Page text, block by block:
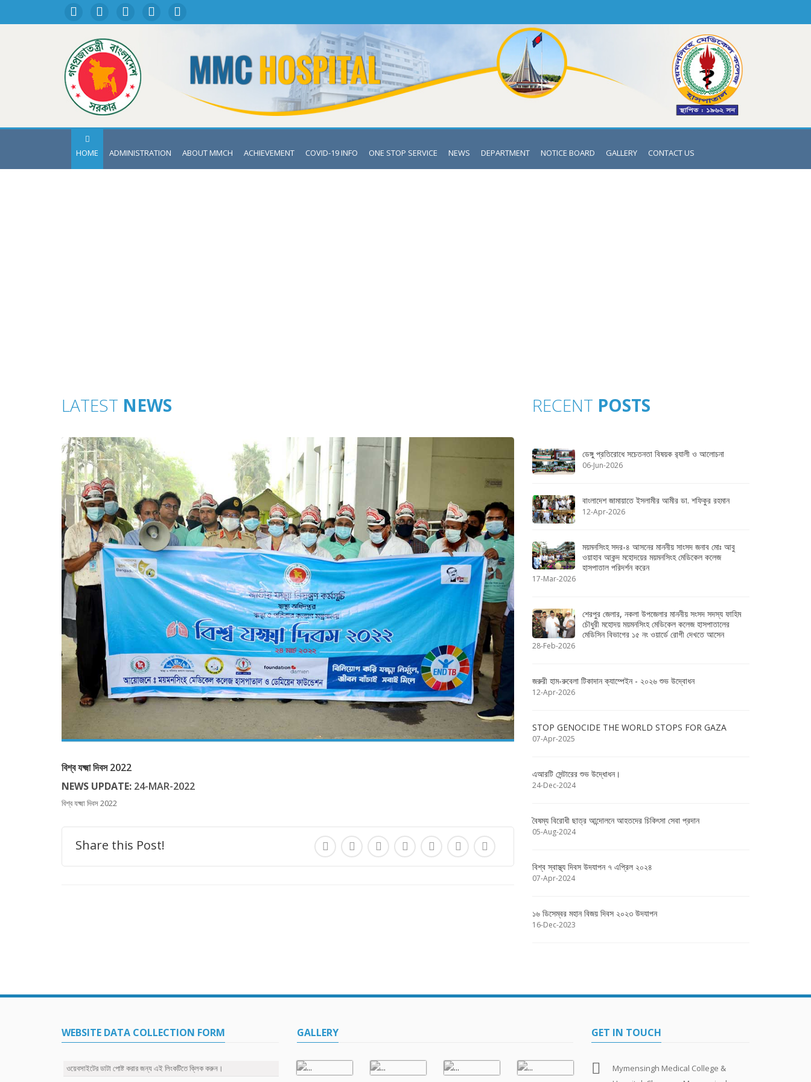
HOME ADMINISTRATION ABOUT MMCH ACHIEVEMENT COVID-19 INFO ONE STOP SERVICE NEWS DEPARTMENT NOTICE BOARD GALLERY CONTACT US
LATEST NEWS
বিশ্ব যক্ষ্মা দিবস 2022
NEWS UPDATE: 24-MAR-2022
বিশ্ব যক্ষ্মা দিবস 2022
Share this Post!
RECENT POSTS
ডেঙ্গু প্রতিরোধে সচেতনতা বিষয়ক র‌্যালী ও আলোচনা
06-Jun-2026
বাংলাদেশ জামায়াতে ইসলামীর আমীর ডা. শফিকুর রহমান
12-Apr-2026
ময়মনসিংহ সদর-৪ আসনের মাননীয় সাংসদ জনাব মোঃ আবু
ওয়াহাব আকন্দ মহোদয়ের ময়মনসিংহ মেডিকেল কলেজ
হাসপাতাল পরিদর্শন করেন
17-Mar-2026
শেরপুর জেলার, নকলা উপজেলার মাননীয় সংসদ সদস্য ফাহিম
চৌধুরী মহোদয় ময়মনসিংহ মেডিকেল কলেজ হাসপাতালের
মেডিসিন বিভাগের ১৫ নং ওয়ার্ডে রোগী দেখতে আসেন
28-Feb-2026
জরুরী হাম-রুবেলা টিকাদান ক্যাম্পেইন - ২০২৬ শুভ উদ্বোধন
12-Apr-2026
STOP GENOCIDE THE WORLD STOPS FOR GAZA
07-Apr-2025
এআরটি সেন্টারের শুভ উদ্ধোধন।
24-Dec-2024
বৈষম্য বিরোধী ছাত্র আন্দোলনে আহতদের চিকিৎসা সেবা প্রদান
05-Aug-2024
বিশ্ব স্বাস্থ্য দিবস উদযাপন ৭ এপ্রিল ২০২৪
07-Apr-2024
১৬ ডিসেম্বর মহান বিজয় দিবস ২০২৩ উদযাপন
16-Dec-2023
WEBSITE DATA COLLECTION FORM
ওয়েবসাইটের ডাটা পোষ্ট করার জন্য এই লিংকটিতে ক্লিক করুন।
GALLERY GET IN TOUCH
Mymensingh Medical College &